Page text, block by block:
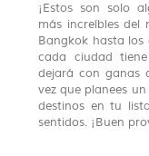
¡Estos son solo
más increíbles del
Bangkok hasta los
cada ciudad
dejará con ganas
vez que planees
destinos en tu
sentidos. ¡Buen